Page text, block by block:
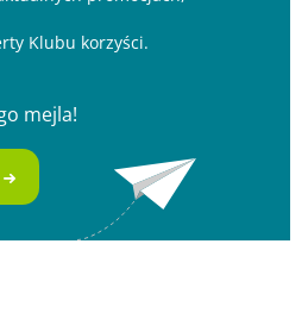
Klubu korzyści.
mejla!